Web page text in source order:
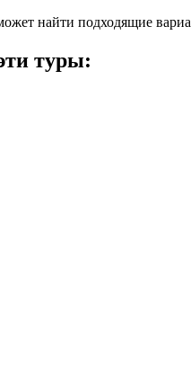
найти подходящие
туры: